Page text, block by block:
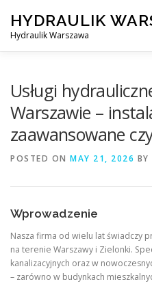
content
HYDRAULIK
Hydraulik Warszawa
OBSŁUGIWANE
Usługi
Warszawie –
zaawansowane
POSTED ON MAY 21, 2026 BY
Wprowadzenie
Nasza firma od wielu lat świadczy
na terenie Warszawy i Zielonki.
kanalizacyjnych oraz w
– zarówno w budynkach